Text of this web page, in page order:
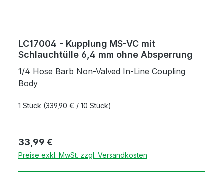
LC17004 - Kupplung MS-VC mit
Schlauchtülle 6,4 mm ohne Absperrung
1/4 Hose Barb Non-Valved In-Line Coupling
Body
1 Stück (339,90 € / 10 Stück)
Regulärer Preis:
33,99 €
Preise exkl. MwSt. zzgl. Versandkosten